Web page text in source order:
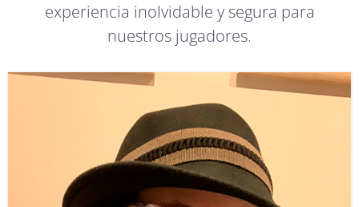
experiencia inolvidable y segura para
nuestros jugadores.